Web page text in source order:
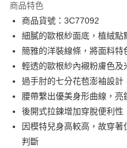
合作金庫商業銀行
華南商業銀行
上海商業儲蓄銀行
國泰世華商業銀行
臺灣中小企業銀行
匯豐（台灣）商業銀行
聯邦商業銀行
元大商業銀行
玉山商業銀行
台新國際商業銀行
台灣樂天信用卡公司
LINE Pay
Apple Pay
街口支付
AFTEE先享後付
相關說明
【關於「AFTEE先享後付」】
AFTEE先享後付是「在收到商品
便利好安心！
１．簡單：不需註冊會員、不需綁
商品特色
商品貨號：3C77092
細膩的歐根紗面底，植絨
簡雅的洋裝線條，將面料特
輕透的歐根紗內襯粉膚色及
過手肘的七分花苞澎袖設計
腰帶繫出優美身形曲線，亮
後開式拉鍊增加穿脫便利性
因模特兒身高較高，故穿
判斷